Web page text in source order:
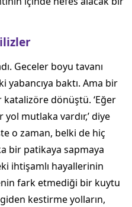
Geceler boyu tavanı
yabancıya baktı. Ama bir
katalizöre dönüştü. ‘Eğer
mutlaka vardır,’ diye
o zaman, belki de hiç
bir patikaya sapmaya
ihtişamlı hayallerinin
fark etmediği bir kuytu
kestirme yolların,